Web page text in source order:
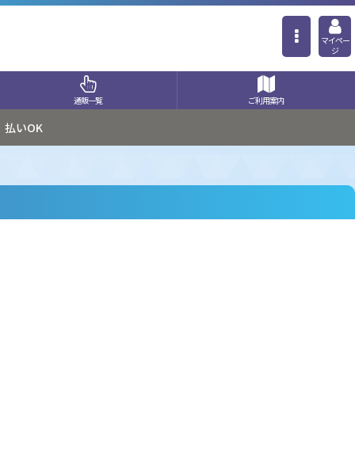
マイペー
ジ
通販一覧 ご利用案内
払いOK